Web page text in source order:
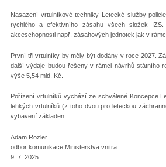
Nasazení vrtulníkové techniky Letecké služby
rychlého a efektivního zásahu všech složek
akceschopnosti např. zásahových jednotek jak v
První tři vrtulníky by měly být dodány v roce 2027.
další výdaje budou řešeny v rámci návrhů státního
výše 5,54 mld. Kč.
Pořízení vrtulníků vychází ze schválené Koncepce
lehkých vrtulníků (z toho dvou pro leteckou
vybavení základen.
Adam Rözler
odbor komunikace Ministerstva vnitra
9. 7. 2025